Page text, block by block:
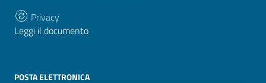
Privacy
Leggi il documento
POSTA ELETTRONICA